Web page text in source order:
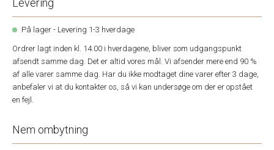
Levering
På lager - Levering 1-3 hverdage
Ordrer lagt inden kl. 14.00 i hverdagene, bliver som udgangspunkt
afsendt samme dag. Det er altid vores mål. Vi afsender mere end 90 %
af alle varer samme dag. Har du ikke modtaget dine varer efter 3 dage,
anbefaler vi at du kontakter os, så vi kan undersøge om der er opstået
en fejl.
Nem ombytning